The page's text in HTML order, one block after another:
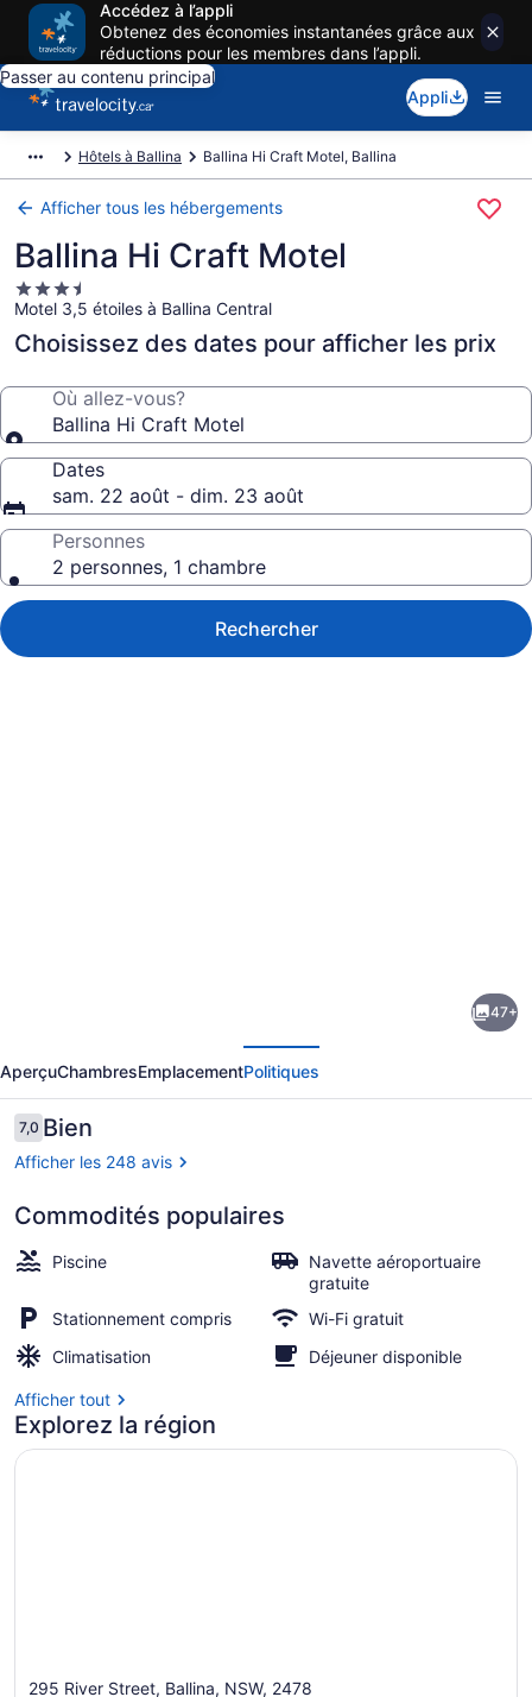
Accédez à l’appli
Obtenez des économies instantanées grâce aux
réductions pour les membres dans l’appli.
Passer au contenu principal
Appli
Hôtels à Ballina Ballina Hi Craft Motel, Ballina
Afficher tous les hébergements
Ballina Hi Craft Motel
Hébergement
3.5 étoiles
Motel 3,5 étoiles à Ballina Central
Choisissez des dates pour afficher les prix
Où allez-vous?
Ballina Hi Craft Motel
Dates
sam. 22 août - dim. 23 août
Personnes
2 personnes, 1 chambre
Rechercher
Ballina
Hi
Craft
Motel
Chambre Deluxe avec lits
47+
AperçuChambresEmplacementPolitiques
Avis
7,07,0 sur 10 –
Bien
Afficher les 248 avis
Commodités populaires
Piscine
Navette aéroportuaire
gratuite
Stationnement compris
Wi-Fi gratuit
Climatisation
Déjeuner disponible
Afficher tout
Explorez la région
295 River Street, Ballina, NSW, 2478